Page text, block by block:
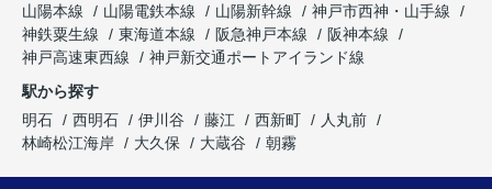
山陽本線
山陽電鉄本線 山陽新幹線
神戸市西神・山手線
神鉄粟生線
東海道本線 阪急神戸本線
阪神本線
神戸高速東西線
神戸新交通ポートアイランド線
駅から探す
明石
西明石 伊川谷 藤江 西新町
人丸前
林崎松江海岸
大久保 大蔵谷 朝霧